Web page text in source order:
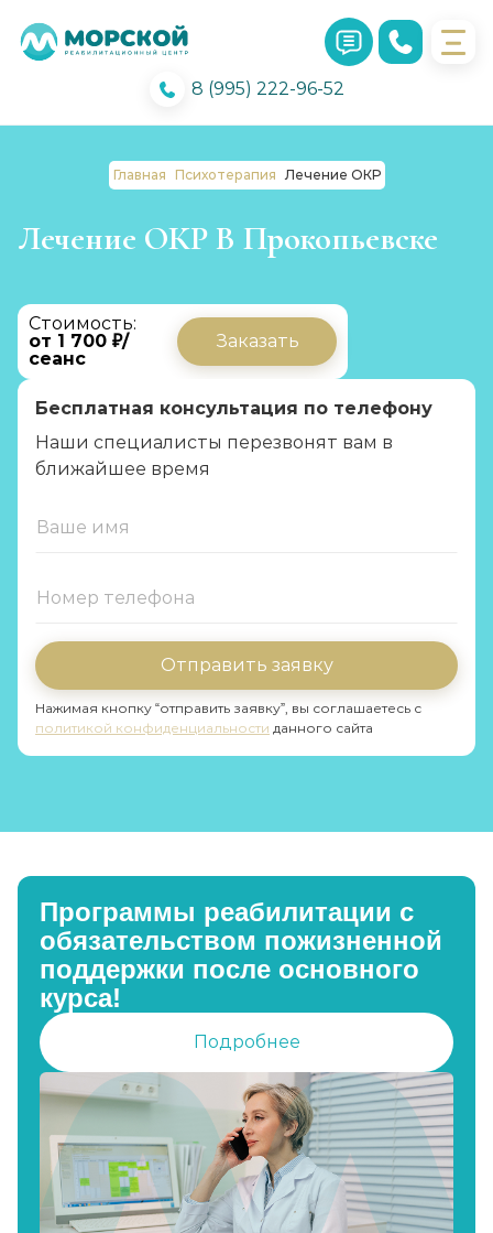
8 (995) 222-96-52
Главная Психотерапия Лечение ОКР
Лечение ОКР В Прокопьевске
Стоимость:
от 1 700 ₽/
сеанс
Заказать
Бесплатная консультация по телефону
Наши специалисты перезвонят вам в
ближайшее время
Отправить заявку
Нажимая кнопку “отправить заявку”, вы соглашаетесь с
политикой конфиденциальности данного сайта
Программы реабилитации с
обязательством пожизненной
поддержки после основного
курса!
Подробнее